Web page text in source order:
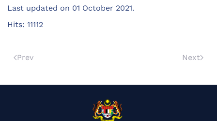
Last updated on 01 October 2021.
Hits: 11112
Prev Next